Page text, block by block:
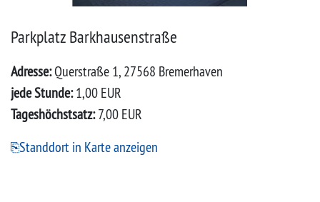
Parkplatz Barkhausenstraße
Adresse:Querstraße 1, 27568 Bremerhaven
jede Stunde:1,00 EUR
Tageshöchstsatz:7,00 EUR
Standdort in Karte anzeigen